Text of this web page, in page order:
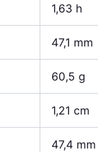
1,63 h
47,1 mm
60,5 g
1,21 cm
47,4 mm